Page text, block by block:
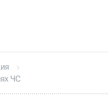
Контакты
капитал
Рынок облигаций
ЧС